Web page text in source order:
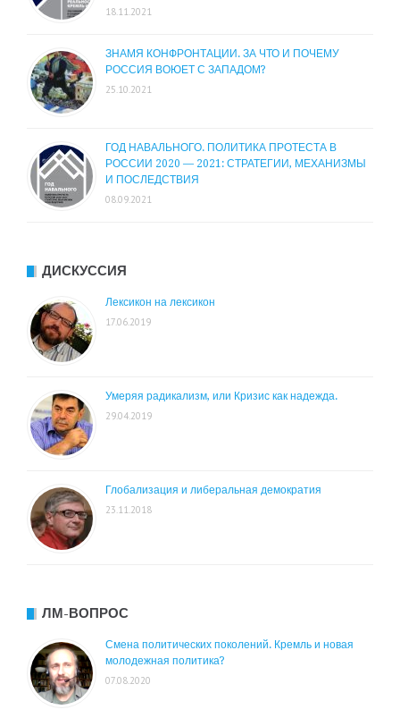
18.11.2021
ЗНАМЯ КОНФРОНТАЦИИ. ЗА ЧТО И ПОЧЕМУ
РОССИЯ ВОЮЕТ С ЗАПАДОМ?
25.10.2021
ГОД НАВАЛЬНОГО. ПОЛИТИКА ПРОТЕСТА В
РОССИИ 2020 — 2021: СТРАТЕГИИ, МЕХАНИЗМЫ
И ПОСЛЕДСТВИЯ
08.09.2021
ДИСКУССИЯ
Лексикон на лексикон
17.06.2019
Умеряя радикализм, или Кризис как надежда.
29.04.2019
Глобализация и либеральная демократия
23.11.2018
ЛМ-ВОПРОС
Смена политических поколений. Кремль и новая
молодежная политика?
07.08.2020